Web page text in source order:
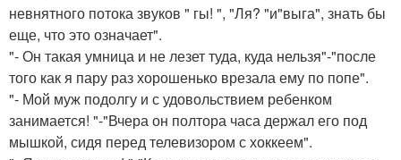
невнятного потока звуков " гы! ", "Ля? "и"выга", знать бы
еще, что это означает".
"- Он такая умница и не лезет туда, куда нельзя"-"после
того как я пару раз хорошенько врезала ему по попе".
"- Мой муж подолгу и с удовольствием ребенком
занимается! "-"Вчера он полтора часа держал его под
мышкой, сидя перед телевизором с хоккеем".